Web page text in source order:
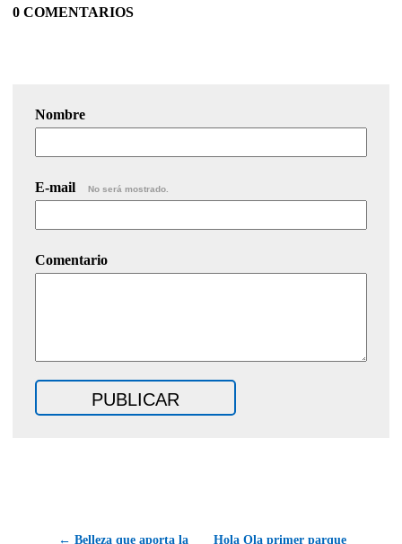
0 COMENTARIOS
Nombre
E-mail No será mostrado.
Comentario
← Belleza que aporta la Hola Ola primer parque